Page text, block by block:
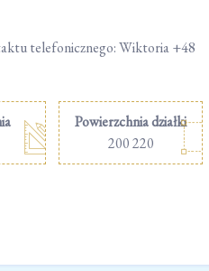
telefonicznego: Wiktoria +48
Powierzchnia działki
200 220